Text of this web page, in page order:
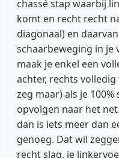
chassé stap waarbij
komt en recht recht
diagonaal) en
schaarbeweging in je
maak je enkel een
achter, rechts
zeg maar) als je
opvolgen naar het
dan is iets meer dan
genoeg. Dat wil
recht slag, je